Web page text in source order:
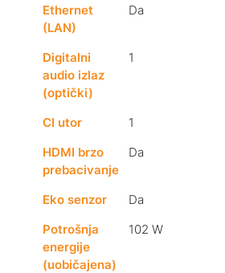
Ethernet
(LAN)
Da
Digitalni
audio izlaz
(optički)
1
CI utor
1
HDMI brzo
prebacivanje
Da
Eko senzor
Da
Potrošnja
energije
(uobičajena)
102 W